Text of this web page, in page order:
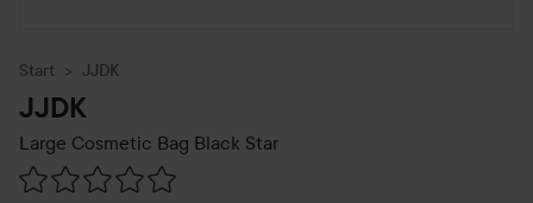
Start JJDK
JJDK
Large Cosmetic Bag Black Star
Hoppa till Betyg & kommentarer